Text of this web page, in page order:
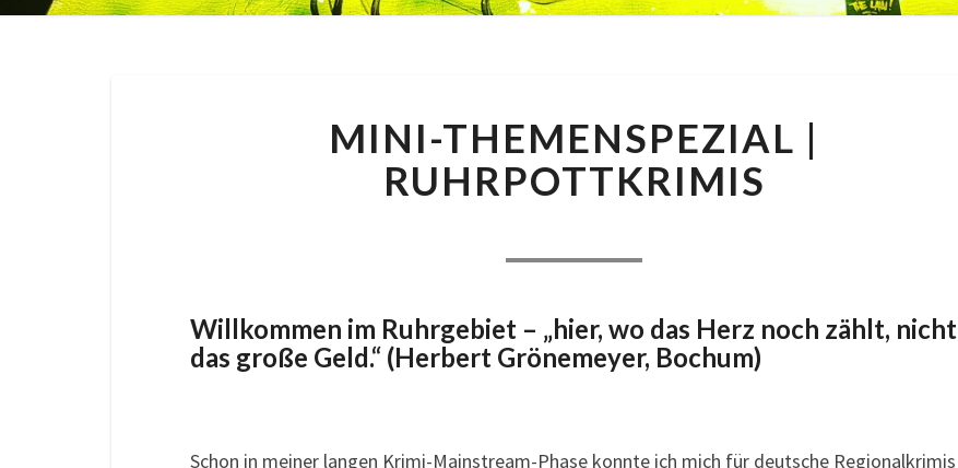
THEMENSPEZIAL
|
RUHRPOTTKRIMIS
MINI-THEMENSPEZIAL |
RUHRPOTTKRIMIS
Willkommen im Ruhrgebiet – „hier, wo das Herz noch zählt, nicht
das große Geld.“ (Herbert Grönemeyer, Bochum)
Schon in meiner langen Krimi-Mainstream-Phase konnte ich mich für deutsche Regionalkrimis